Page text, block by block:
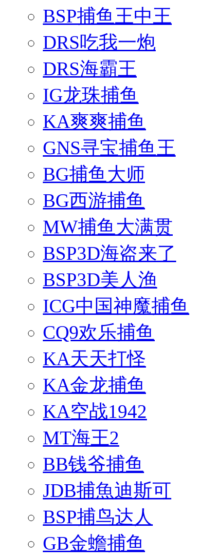
BSP捕鱼王中王
DRS吃我一炮
DRS海霸王
IG龙珠捕鱼
KA爽爽捕鱼
GNS寻宝捕鱼王
BG捕鱼大师
BG西游捕鱼
MW捕鱼大满贯
BSP3D海盗来了
BSP3D美人渔
ICG中国神魔捕鱼
CQ9欢乐捕鱼
KA天天打怪
KA金龙捕鱼
KA空战1942
MT海王2
BB钱爷捕鱼
JDB捕魚迪斯可
BSP捕鸟达人
GB金蟾捕鱼